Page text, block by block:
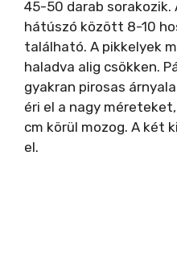
45-50 darab sorakozik.
hátúszó között 8-10
található. A pikkelyek
haladva alig csökken.
gyakran pirosas
éri el a nagy
cm körül mozog. A két
el.